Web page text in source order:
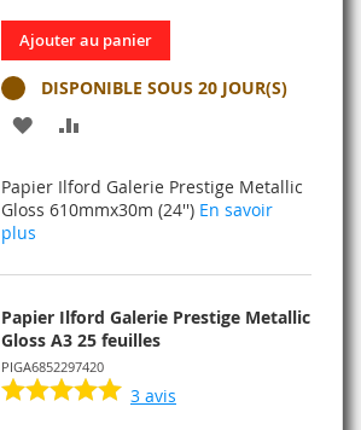
Ajouter au panier
DISPONIBLE SOUS 20 JOUR(S)
AJOUTER
MA
COMPARATEUR
Papier Ilford Galerie Prestige Metallic
Gloss 610mmx30m (24'') En savoir
plus
Papier Ilford Galerie Prestige Metallic
Gloss A3 25 feuilles
PIGA6852297420
3 avis